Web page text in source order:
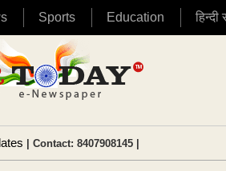
Sports Education हिन्दी
| Contact: 8407908145 |